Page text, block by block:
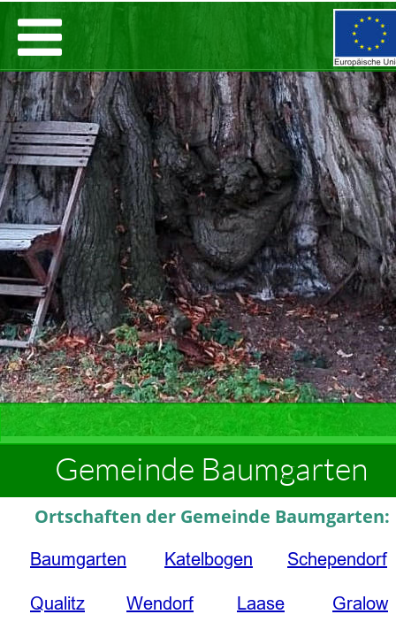
Gemeinde Baumgarten
Baumgarten Katelbogen
Laase
Qualitz
Schependorf
Wendorf
Ortschaften der Gemeinde Baumgarten:
Gralow